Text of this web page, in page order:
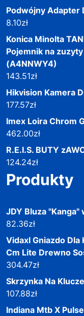
Podwójny Adapter
8.10zł
Konica Minolta
Pojemnik na
(A4NNWY4)
143.51zł
Hikvision Kamera
177.57zł
Imex Loira Chrom
462.00zł
R.E.I.S. BUTY
124.24zł
Produkty
JDY Bluza
82.36zł
Vidaxl Gniazdo
Cm Lite Drewno
304.47zł
Skrzynka Na
107.88zł
Indiana Mtb X